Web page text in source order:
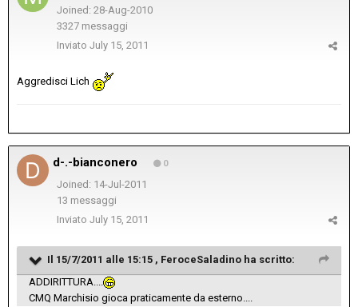
Joined: 28-Aug-2010
3327 messaggi
Inviato July 15, 2011
Aggredisci Lich
d-.-bianconero 0
Joined: 14-Jul-2011
13 messaggi
Inviato July 15, 2011
Il 15/7/2011 alle 15:15 , FeroceSaladino ha scritto:
ADDIRITTURA....
CMQ Marchisio gioca praticamente da esterno....